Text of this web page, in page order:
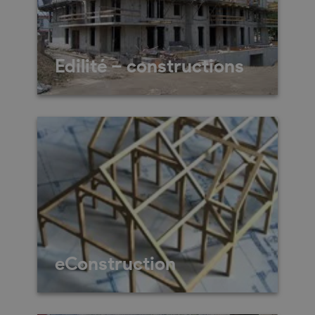
Edilité – constructions
Chemin Neuf 9 1955
lundi au vendredi de 08h00 à
12h00
eConstruction